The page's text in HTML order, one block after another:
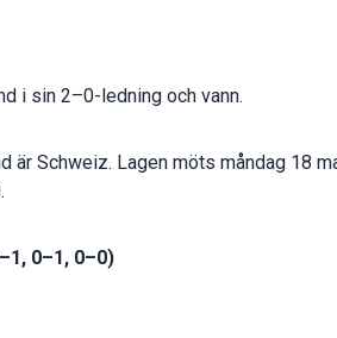
i sin 2–0-ledning och vann.
är Schweiz. Lagen möts måndag 18
0–1, 0–0)